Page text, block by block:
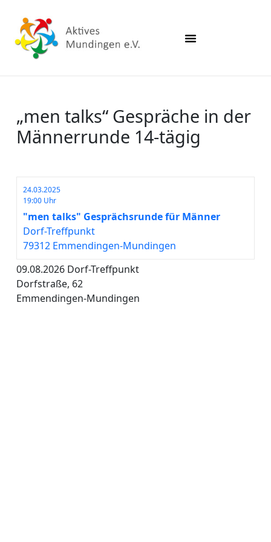
„men talks“ Gespräche in der
Männerrunde 14-tägig
24.03.2025
19:00 Uhr
"men talks" Gesprächsrunde für Männer
Dorf-Treffpunkt
79312 Emmendingen-Mundingen
09.08.2026 Dorf-Treffpunkt
Dorfstraße, 62
Emmendingen-Mundingen